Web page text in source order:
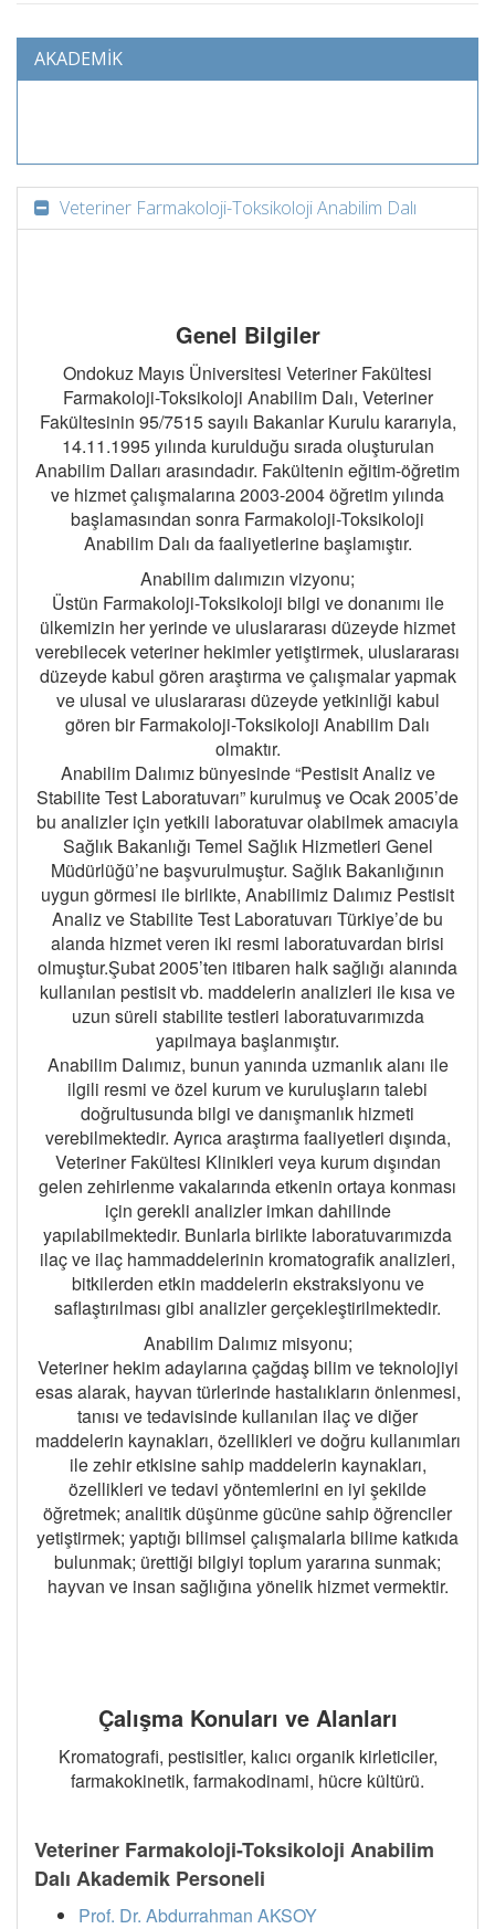
AKADEMİK
Veteriner Farmakoloji-Toksikoloji Anabilim Dalı
Genel Bilgiler
Ondokuz Mayıs Üniversitesi Veteriner Fakültesi
Farmakoloji-Toksikoloji Anabilim Dalı, Veteriner
Fakültesinin 95/7515 sayılı Bakanlar Kurulu kararıyla,
14.11.1995 yılında kurulduğu sırada oluşturulan
Anabilim Dalları arasındadır. Fakültenin eğitim-öğretim
ve hizmet çalışmalarına 2003-2004 öğretim yılında
başlamasından sonra Farmakoloji-Toksikoloji
Anabilim Dalı da faaliyetlerine başlamıştır.
Anabilim dalımızın vizyonu;
Üstün Farmakoloji-Toksikoloji bilgi ve donanımı ile
ülkemizin her yerinde ve uluslararası düzeyde hizmet
verebilecek veteriner hekimler yetiştirmek, uluslararası
düzeyde kabul gören araştırma ve çalışmalar yapmak
ve ulusal ve uluslararası düzeyde yetkinliği kabul
gören bir Farmakoloji-Toksikoloji Anabilim Dalı
olmaktır.
Anabilim Dalımız bünyesinde “Pestisit Analiz ve
Stabilite Test Laboratuvarı” kurulmuş ve Ocak 2005’de
bu analizler için yetkili laboratuvar olabilmek amacıyla
Sağlık Bakanlığı Temel Sağlık Hizmetleri Genel
Müdürlüğü’ne başvurulmuştur. Sağlık Bakanlığının
uygun görmesi ile birlikte, Anabilimiz Dalımız Pestisit
Analiz ve Stabilite Test Laboratuvarı Türkiye’de bu
alanda hizmet veren iki resmi laboratuvardan birisi
olmuştur.Şubat 2005’ten itibaren halk sağlığı alanında
kullanılan pestisit vb. maddelerin analizleri ile kısa ve
uzun süreli stabilite testleri laboratuvarımızda
yapılmaya başlanmıştır.
Anabilim Dalımız, bunun yanında uzmanlık alanı ile
ilgili resmi ve özel kurum ve kuruluşların talebi
doğrultusunda bilgi ve danışmanlık hizmeti
verebilmektedir. Ayrıca araştırma faaliyetleri dışında,
Veteriner Fakültesi Klinikleri veya kurum dışından
gelen zehirlenme vakalarında etkenin ortaya konması
için gerekli analizler imkan dahilinde
yapılabilmektedir. Bunlarla birlikte laboratuvarımızda
ilaç ve ilaç hammaddelerinin kromatografik analizleri,
bitkilerden etkin maddelerin ekstraksiyonu ve
saflaştırılması gibi analizler gerçekleştirilmektedir.
Anabilim Dalımız misyonu;
Veteriner hekim adaylarına çağdaş bilim ve teknolojiyi
esas alarak, hayvan türlerinde hastalıkların önlenmesi,
tanısı ve tedavisinde kullanılan ilaç ve diğer
maddelerin kaynakları, özellikleri ve doğru kullanımları
ile zehir etkisine sahip maddelerin kaynakları,
özellikleri ve tedavi yöntemlerini en iyi şekilde
öğretmek; analitik düşünme gücüne sahip öğrenciler
yetiştirmek; yaptığı bilimsel çalışmalarla bilime katkıda
bulunmak; ürettiği bilgiyi toplum yararına sunmak;
hayvan ve insan sağlığına yönelik hizmet vermektir.
Çalışma Konuları ve Alanları
Kromatografi, pestisitler, kalıcı organik kirleticiler,
farmakokinetik, farmakodinami, hücre kültürü.
Veteriner Farmakoloji-Toksikoloji Anabilim
Dalı Akademik Personeli
Prof. Dr. Abdurrahman AKSOY